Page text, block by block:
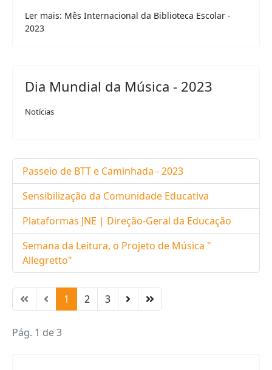
Ler mais: Mês Internacional da Biblioteca Escolar -
2023
Dia Mundial da Música - 2023
Notícias
Passeio de BTT e Caminhada - 2023
Sensibilização da Comunidade Educativa
Plataformas JNE | Direção-Geral da Educação
Semana da Leitura, o Projeto de Música "
Allegretto"
1 2 3
Pág. 1 de 3